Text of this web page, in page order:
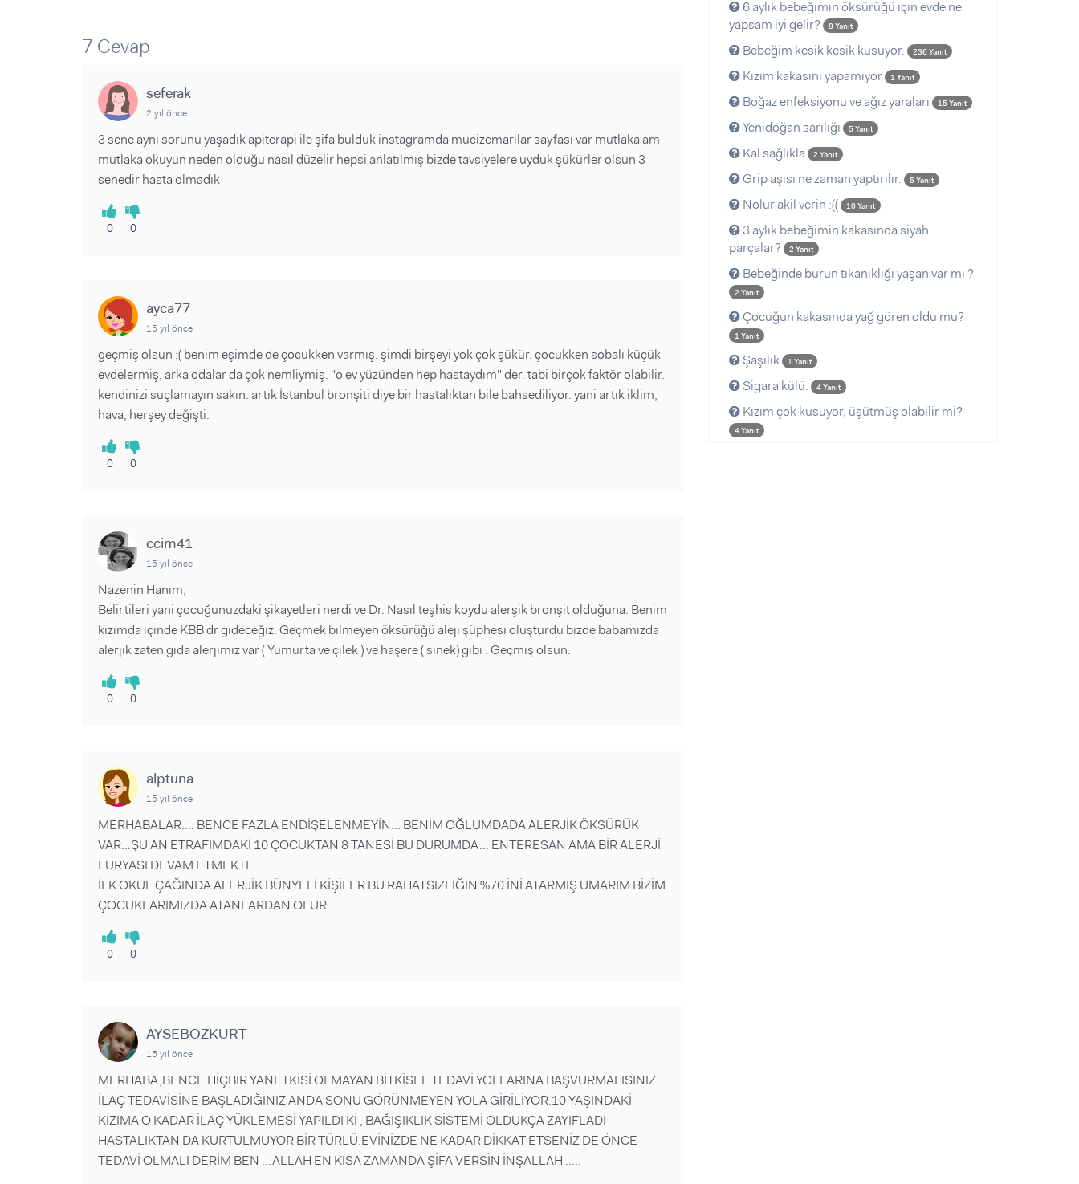
Videolar
7 Cevap
seferak
2 yıl önce
3 sene aynı sorunu yaşadık apiterapi ile şifa bulduk instagramda mucizemarilar sayfası var mutlaka am
mutlaka okuyun neden olduğu nasıl düzelir hepsi anlatılmış bizde tavsiyelere uyduk şükürler olsun 3
senedir hasta olmadık
0 0
ayca77
15 yıl önce
geçmiş olsun :( benim eşimde de çocukken varmış. şimdi birşeyi yok çok şükür. çocukken sobalı küçük
evdelermiş, arka odalar da çok nemliymiş. "o ev yüzünden hep hastaydım" der. tabi birçok faktör olabilir.
kendinizi suçlamayın sakın. artık İstanbul bronşiti diye bir hastalıktan bile bahsediliyor. yani artık iklim,
hava, herşey değişti.
0 0
ccim41
15 yıl önce
Nazenin Hanım,
Belirtileri yani çocuğunuzdaki şikayetleri nerdi ve Dr. Nasıl teşhis koydu alerşik bronşit olduğuna. Benim
kızımda içinde KBB dr gideceğiz. Geçmek bilmeyen öksürüğü aleji şüphesi oluşturdu bizde babamızda
alerjik zaten gıda alerjimiz var ( Yumurta ve çilek ) ve haşere ( sinek) gibi . Geçmiş olsun.
0 0
alptuna
15 yıl önce
MERHABALAR.... BENCE FAZLA ENDİŞELENMEYİN... BENİM OĞLUMDADA ALERJİK ÖKSÜRÜK
VAR...ŞU AN ETRAFIMDAKİ 10 ÇOCUKTAN 8 TANESİ BU DURUMDA... ENTERESAN AMA BİR ALERJİ
FURYASI DEVAM ETMEKTE....
İLK OKUL ÇAĞINDA ALERJİK BÜNYELİ KİŞİLER BU RAHATSIZLIĞIN %70 İNİ ATARMIŞ UMARIM BİZİM
ÇOCUKLARIMIZDA ATANLARDAN OLUR....
0 0
AYSEBOZKURT
15 yıl önce
MERHABA,BENCE HİÇBİR YANETKİSİ OLMAYAN BİTKİSEL TEDAVİ YOLLARINA BAŞVURMALISINIZ.
İLAÇ TEDAVİSİNE BAŞLADIĞINIZ ANDA SONU GÖRÜNMEYEN YOLA GİRİLİYOR.10 YAŞINDAKİ
KIZIMA O KADAR İLAÇ YÜKLEMESİ YAPILDI Kİ , BAĞIŞIKLIK SİSTEMİ OLDUKÇA ZAYIFLADI
HASTALIKTAN DA KURTULMUYOR BİR TÜRLÜ.EVİNİZDE NE KADAR DİKKAT ETSENİZ DE ÖNCE
TEDAVİ OLMALI DERİM BEN ...ALLAH EN KISA ZAMANDA ŞİFA VERSİN İNŞALLAH .....
6 aylık bebeğimin öksürüğü için evde ne
yapsam iyi gelir?
8 Yanıt
Bebeğim kesik kesik kusuyor. 236 Yanıt
Kızım kakasını yapamıyor 1 Yanıt
Boğaz enfeksiyonu ve ağız yaraları 15 Yanıt
Yenidoğan sarılığı 5 Yanıt
Kal sağlıkla 2 Yanıt
Grip aşısı ne zaman yaptırılır. 5 Yanıt
Nolur akil verin :(( 10 Yanıt
3 aylık bebeğimin kakasında siyah
parçalar?
2 Yanıt
Bebeğinde burun tıkanıklığı yaşan var mı ?
2 Yanıt
Çocuğun kakasında yağ gören oldu mu?
1 Yanıt
Şaşılık 1 Yanıt
Sigara külü. 4 Yanıt
Kızım çok kusuyor, üşütmüş olabilir mi?
4 Yanıt